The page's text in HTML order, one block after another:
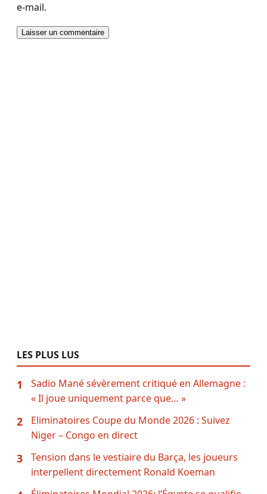
e-mail.
LES PLUS LUS
1
Sadio Mané sévèrement critiqué en Allemagne :
« Il joue uniquement parce que… »
2
Eliminatoires Coupe du Monde 2026 : Suivez
Niger – Congo en direct
3
Tension dans le vestiaire du Barça, les joueurs
interpellent directement Ronald Koeman